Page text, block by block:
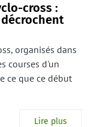
cross :
organisés dans
courses d'un
ce que ce début
Lire plus